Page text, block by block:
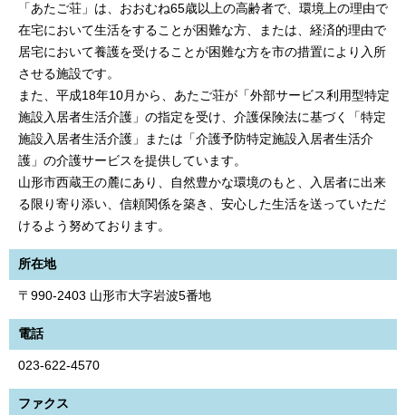
「あたご荘」は、おおむね65歳以上の高齢者で、環境上の理由で
在宅において生活をすることが困難な方、または、経済的理由で
居宅において養護を受けることが困難な方を市の措置により入所
させる施設です。
また、平成18年10月から、あたご荘が「外部サービス利用型特定
施設入居者生活介護」の指定を受け、介護保険法に基づく「特定
施設入居者生活介護」または「介護予防特定施設入居者生活介
護」の介護サービスを提供しています。
山形市西蔵王の麓にあり、自然豊かな環境のもと、入居者に出来
る限り寄り添い、信頼関係を築き、安心した生活を送っていただ
けるよう努めております。
所在地
〒990-2403 山形市大字岩波5番地
電話
023-622-4570
ファクス